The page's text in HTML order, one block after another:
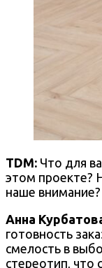
TDM: Что для
этом проекте?
наше внимание?
Анна
готовность
смелость в
стереотип,